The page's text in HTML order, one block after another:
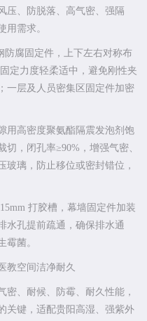
压、防脱落、高气密、强隔
用需求。
防腐固定件，上下左右对称布
定力度轻柔适中，避免刚性夹
一层及人员密集区固定件加密
用高密度聚氨酯隔震发泡剂饱
，闭孔率≥90%，增强气密、
玻璃，防止移位或密封错位，
打胶槽，幕墙固定件加装
水孔提前疏通，确保排水通
霉菌。
教空间洁净耐久
密、耐候、防霉、耐久性能，
关键，适配贵阳高湿、强紫外